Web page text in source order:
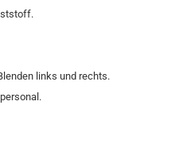
links und rechts.